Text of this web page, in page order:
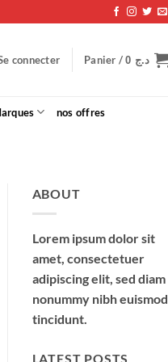
connecter Panier / د.ج
nos offres
ABOUT
Lorem ipsum dolor sit
amet, consectetuer
adipiscing elit, sed diam
nonummy nibh euismod
tincidunt.
LATEST POSTS